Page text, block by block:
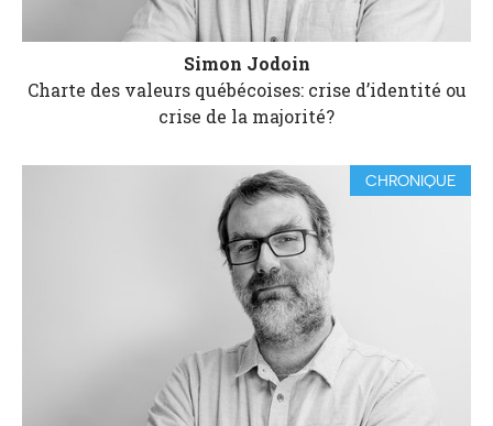
Simon Jodoin
Charte des valeurs québécoises: crise d’identité ou
crise de la majorité?
CHRONIQUE